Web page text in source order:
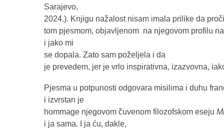
Sarajevo,
2024.). Knjigu nažalost nisam imala prilike da
tom pjesmom, objavljenom na njegovom profilu
i jako mi
se dopala. Zato sam poželjela i da
je prevedem, jer je vrlo inspirativna, izazvovna,
Pjesma u potpunosti odgovara misilima i duhu
i izvrstan je
hommage njegovom čuvenom filozofskom eseju
i ja sama. I ja ću, dakle,